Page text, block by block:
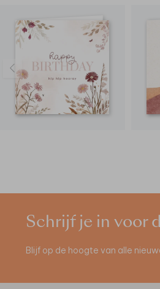
Schrijf je in voor
Blijf op de hoogte van alle